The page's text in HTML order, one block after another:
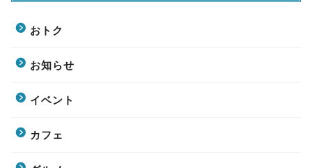
おトク
お知らせ
イベント
カフェ